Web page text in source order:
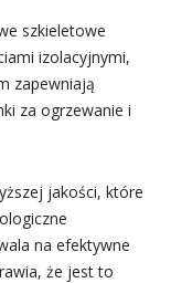
szkieletowe
izolacyjnymi,
zapewniają
za ogrzewanie i
jakości, które
na efektywne
że jest to